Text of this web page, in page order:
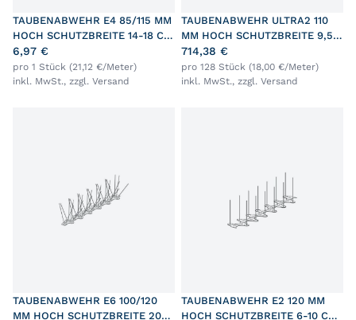
TAUBENABWEHR E4 85/115 MM
HOCH SCHUTZBREITE 14-18 CM
L=33 CM
6,97 €
pro 1 Stück (21,12 €/Meter)
inkl. MwSt., zzgl. Versand
TAUBENABWEHR ULTRA2 110
MM HOCH SCHUTZBREITE 9,5-
15 CM L=31 CM
714,38 €
pro 128 Stück (18,00 €/Meter)
inkl. MwSt., zzgl. Versand
TAUBENABWEHR E6 100/120
MM HOCH SCHUTZBREITE 20-
TAUBENABWEHR E2 120 MM
HOCH SCHUTZBREITE 6-10 CM